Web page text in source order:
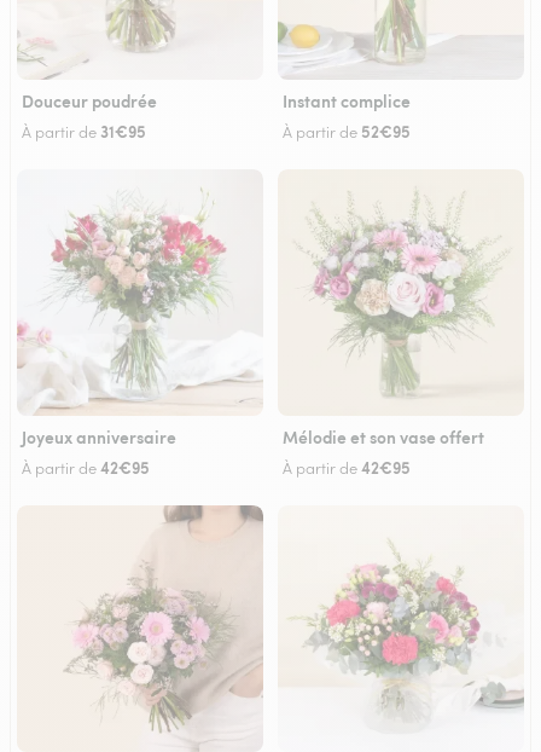
Douceur poudrée
À partir de 31€95
Instant complice
À partir de 52€95
Joyeux anniversaire
À partir de42€95
Mélodie et son vase offert
À partir de42€95